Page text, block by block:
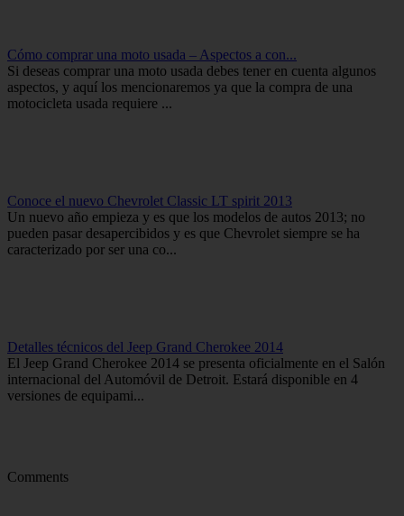
Cómo comprar una moto usada – Aspectos a con...
Si deseas comprar una moto usada debes tener en cuenta algunos
aspectos, y aquí los mencionaremos ya que la compra de una
motocicleta usada requiere ...
Conoce el nuevo Chevrolet Classic LT spirit 2013
Un nuevo año empieza y es que los modelos de autos 2013; no
pueden pasar desapercibidos y es que Chevrolet siempre se ha
caracterizado por ser una co...
Detalles técnicos del Jeep Grand Cherokee 2014
El Jeep Grand Cherokee 2014 se presenta oficialmente en el Salón
internacional del Automóvil de Detroit. Estará disponible en 4
versiones de equipami...
Comments